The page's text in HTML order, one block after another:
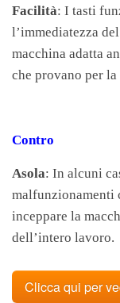
Facilità: I tasti
l’immediatezza
macchina adatta
che provano per
Contro
Asola: In alcuni
malfunzionamenti
inceppare la
dell’intero lavoro.
Clicca qui per